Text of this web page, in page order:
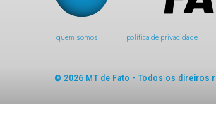
quem somos política de privacidade
© 2026 MT de Fato - Todos os direiros